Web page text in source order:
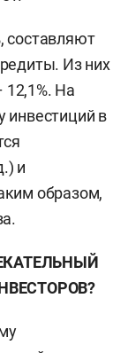
составляют
Из них
На
инвестиций в
и
образом,